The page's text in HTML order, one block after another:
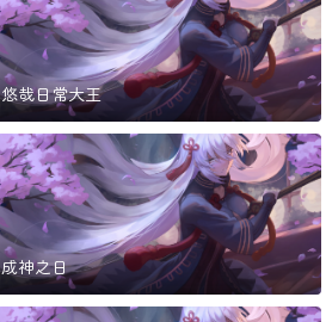
悠哉日常大王
成神之日